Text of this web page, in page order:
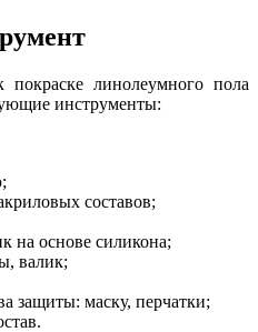
линолеумного пола
инструменты:
составов;
на основе силикона;
валик;
защиты: маску, перчатки;